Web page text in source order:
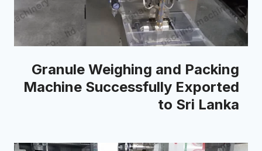
Granule Weighing and Packing
Machine Successfully Exported
to Sri Lanka